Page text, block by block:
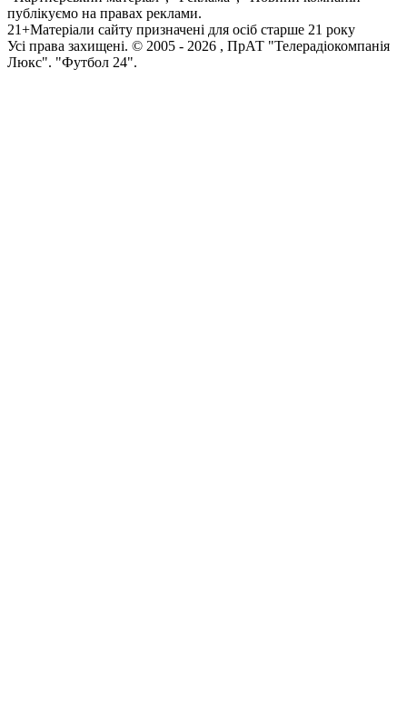
публікуємо на правах реклами.
21+Матеріали сайту призначені для осіб старше 21 року
Усi права захищенi. © 2005 - 2026 , ПрАТ "Телерадіокомпанія
Люкс". "Футбол 24".